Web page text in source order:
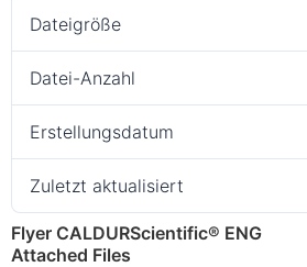
Dateigröße
Datei-Anzahl
Erstellungsdatum
Zuletzt aktualisiert
Flyer CALDURScientific® ENG
Attached Files